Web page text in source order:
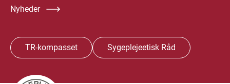
Nyheder
TR-kompasset Sygeplejeetisk Råd